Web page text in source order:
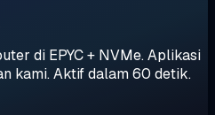
di EPYC + NVMe. Aplikasi
kami. Aktif dalam 60 detik.